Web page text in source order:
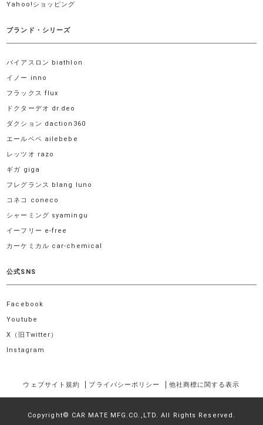
Yahoo!ショッピング
ブランド・シリーズ
バイアスロン biathlon
イノー inno
フラックス flux
ドクターデオ dr.deo
ダクション daction360
エールベベ ailebebe
レッツオ razo
ギガ giga
フレグランス blang luno
コネコ coneco
シャーミング syamingu
イーフリー e-free
カーケミカル car-chemical
公式SNS
Facebook
Youtube
X（旧Twitter）
Instagram
ウェブサイト規約 プライバシーポリシー 他社商標に関する表示
Copyright© CAR MATE MFG.CO.,LTD. All Rights Reserved.